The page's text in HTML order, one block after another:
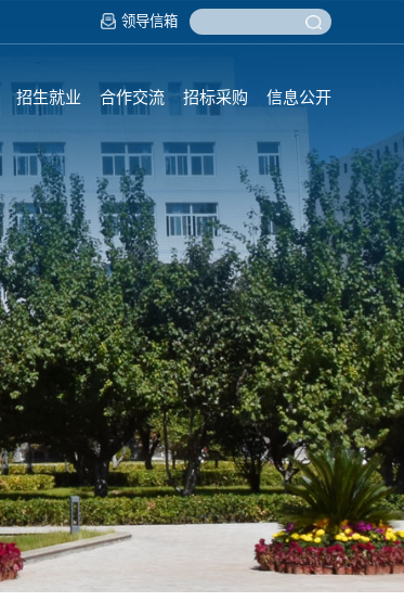
领导信箱
招生就业 合作交流 招标采购 信息公开